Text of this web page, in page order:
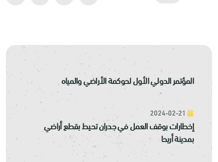
المؤتمر الدولي الأول لحوكمة الأراضي والمياه
إخطارات بوقف العمل في جدران تحيط بقطع أراضي
بمدينة أريحا